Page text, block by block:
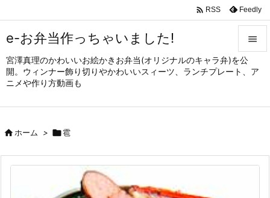
e-お弁当作っちゃいました!
宮澤真理のかわいいお絵かきお弁当(オリジナルのキャラ弁)を公
開。ウィンナー飾り切りやかわいいスィーツ、ランチプレート、ア
ニメや作り方動画も


メニュ
サイド

次へ
 RSS Feedly
ホーム > 雹